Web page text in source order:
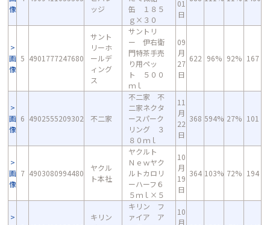
像
ッジ
缶 １８５
ｇ×３０
01
日
画
像
5 4901777247680
サント
リーホ
ールデ
ィング
ス
サントリ
ー 伊右衛
門特茶手売
り用ペッ
ト ５００
ｍｌ
09
月
27
日
622 96% 92% 167
画
像
6 4902555209302 不二家
不二家 不
二家ネクタ
ースパーク
リング ３
８０ｍｌ
11
月
22
日
368 594% 27% 101
画
像
7 4903080994480
ヤクル
ト本社
ヤクルト
Ｎｅｗヤク
ルトカロリ
ーハーフ６
５ｍｌ×５
10
月
19
日
364 103% 72% 194
キリン
キリン フ
ァイア ア
10
月